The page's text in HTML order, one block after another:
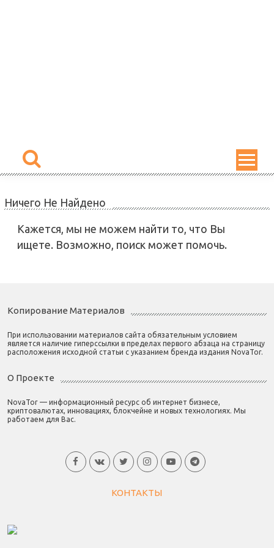
Ничего Не Найдено
Кажется, мы не можем найти то, что Вы
ищете. Возможно, поиск может помочь.
Копирование Материалов
При использовании материалов сайта обязательным условием
является наличие гиперссылки в пределах первого абзаца на страницу
расположения исходной статьи с указанием бренда издания NovaTor.
О Проекте
NovaTor — информационный ресурс об интернет бизнесе,
криптовалютах, инновациях, блокчейне и новых технологиях. Мы
работаем для Вас.
КОНТАКТЫ